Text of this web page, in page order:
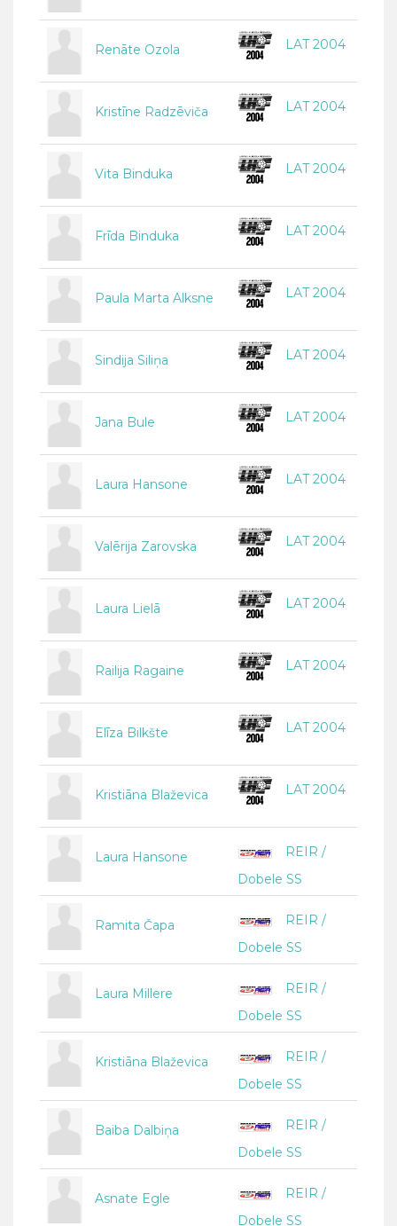
Renāte Ozola LAT 2004
Kristīne Radzēviča LAT 2004
Vita Binduka LAT 2004
Frīda Binduka LAT 2004
Paula Marta Alksne LAT 2004
Sindija Siliņa LAT 2004
Jana Bule LAT 2004
Laura Hansone LAT 2004
Valērija Zarovska LAT 2004
Laura Lielā LAT 2004
Railija Ragaine LAT 2004
Elīza Bilkšte LAT 2004
Kristiāna Blaževica LAT 2004
Laura Hansone
REIR /
Dobele SS
Ramita Čapa
REIR /
Dobele SS
Laura Millere
REIR /
Dobele SS
Kristiāna Blaževica
REIR /
Dobele SS
Baiba Dalbiņa
REIR /
Dobele SS
Asnate Egle
REIR /
Dobele SS